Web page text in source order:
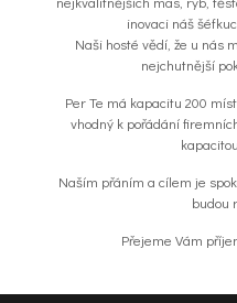
inovaci náš
Naši hosté vědí, že u nás
nejchutnější
Per Te má kapacitu 200
vhodný k pořádání
Naším přáním a cílem je
budou
Přejeme Vám